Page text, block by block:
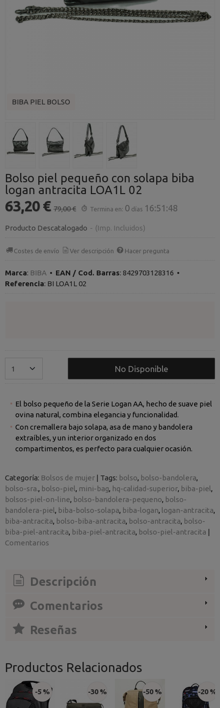
BIBA PIEL BOLSO
Bolso piel pequeño con solapa biba
logan antracita LOA1L 02
63,20 € 79,00 € Termina en: 0 días 16:51:48
Producto Descatalogado - (Imp. Incluidos)
Costes de envío Ver descripción Hacer pregunta
Marca: BIBA • EAN / Cod. Barras: 8429703128316 •
Referencia: BI LOA1L 02
No Disponible
El bolso pequeño de la Serie Logan AA, hecho de suave piel
ovina natural, combina elegancia y funcionalidad.
Con cremallera bajo solapa, asa de mano y bandolera
extraíbles, y un interior organizado en dos
compartimentos, es perfecto para cualquier ocasión.
Categoría: Bolsos de mujer | Tags: bolso bolso-bandolera
bolso-sra. bolso-piel mini-bag hq-calidad-superior biba-piel
bolsos-piel-on-line bolso-bandolera-pequeno bolso-
bandolera-piel
biba-bolso-solapa biba-logan
logan-antracita
biba-antracita bolso-biba-antracita bolso-antracita bolso-
biba-piel-antracita biba-piel-antracita bolso-piel-antracita |
Comentarios
Descripción
Comentarios
Reseñas
Productos Relacionados
-5 % -30 % -50 % -20 %